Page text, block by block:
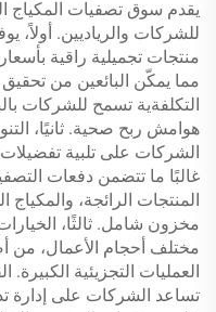
يقدم سوق تصفيات المكياج
للشركات والرياديين. أولاً،
منتجات تجميلية راقية
مما يمكّن البائعين من
التكلفةية تسمح للشركات
هوامش ربح صحية. ثانيًا،
الشركات على تلبية
غالبًا ما تتضمن دفعات
المنتجات الرائجة، والمكياج
مخزون شامل. ثالثًا،
مختلف أحجام الأعمال، من
العمليات التجزيئية
تساعد الشركات على إدارة